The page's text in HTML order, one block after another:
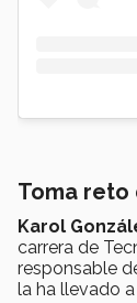
Toma
Karol
carrera de
responsable
la ha llevado